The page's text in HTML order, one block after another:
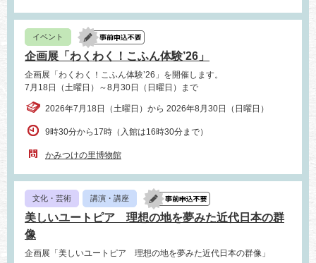
イベント
企画展「わくわく！こふん体験’26」
企画展「わくわく！こふん体験’26」を開催します。
7月18日（土曜日）～8月30日（日曜日）まで
2026年7月18日（土曜日）から 2026年8月30日（日曜日）
9時30分から17時（入館は16時30分まで）
かみつけの里博物館
文化・芸術 講演・講座
美しいユートピア 理想の地を夢みた近代日本の群
像
企画展「美しいユートピア 理想の地を夢みた近代日本の群像」